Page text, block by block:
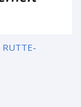
RUTTE-